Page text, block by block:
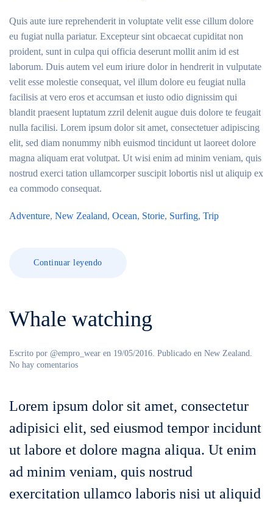
Quis aute iure reprehenderit in voluptate velit esse cillum dolore
eu fugiat nulla pariatur. Excepteur sint obcaecat cupiditat non
proident, sunt in culpa qui officia deserunt mollit anim id est
laborum. Duis autem vel eum iriure dolor in hendrerit in vulputate
velit esse molestie consequat, vel illum dolore eu feugiat nulla
facilisis at vero eros et accumsan et iusto odio dignissim qui
blandit praesent luptatum zzril delenit augue duis dolore te feugait
nulla facilisi. Lorem ipsum dolor sit amet, consectetuer adipiscing
elit, sed diam nonummy nibh euismod tincidunt ut laoreet dolore
magna aliquam erat volutpat. Ut wisi enim ad minim veniam, quis
nostrud exerci tation ullamcorper suscipit lobortis nisl ut aliquip ex
ea commodo consequat.
Adventure, New Zealand, Ocean, Storie, Surfing, Trip
Continuar leyendo
Whale watching
Escrito por @empro_wear en 19/05/2016. Publicado en New Zealand.
No hay comentariosen
Lorem ipsum dolor sit amet, consectetur
adipisici elit, sed eiusmod tempor incidunt
ut labore et dolore magna aliqua. Ut enim
ad minim veniam, quis nostrud
exercitation ullamco laboris nisi ut aliquid